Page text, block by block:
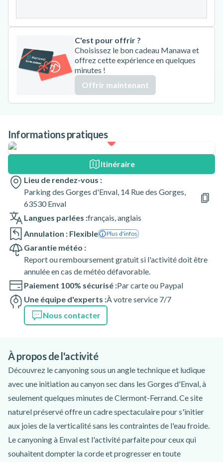
C'est pour offrir ?
Choisissez le bon cadeau Manawa et
offrez cette expérience en quelques
minutes !
Offrir maintenant
Informations pratiques
Itinéraire
Lieu de rendez-vous :
Parking des Gorges d'Enval, 14 Rue des Gorges,
63530 Enval
Langues parlées :français,anglais
Annulation : Flexible
Plus d'infos
Garantie météo :
Report ou remboursement gratuit si l'activité doit être
annulée en cas de météo défavorable.
Paiement 100% sécurisé :Par carte ou Paypal
Une équipe d'experts :À votre service 7/7
Nous contacter
À propos de l'activité
Découvrez le canyoning sous un angle technique et ludique
avec une initiation au canyon sec dans les Gorges d'Enval, à
seulement quelques minutes de Clermont-Ferrand. Ce site
naturel préservé offre un cadre spectaculaire pour s'initier
aux joies de la verticalité sans les contraintes de l'eau froide.
Le canyoning à Enval est l'activité parfaite pour ceux qui
souhaitent dompter la corde et progresser en toute